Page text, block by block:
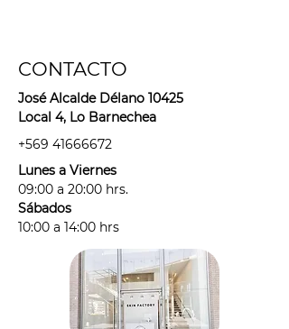
CONTACTO
José Alcalde Délano 10425
Local 4, Lo Barnechea
+569 41666672
Lunes a Viernes
09:00 a 20:00 hrs.
Sábados
10:00 a 14:00 hrs